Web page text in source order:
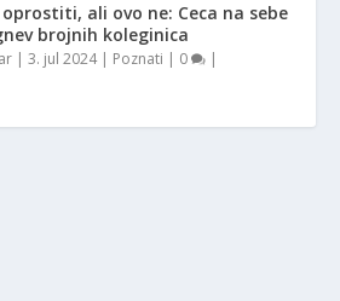
oprostiti, ali ovo ne: Ceca na sebe
brojnih koleginica
|3. jul 2024| Poznati | 0 |